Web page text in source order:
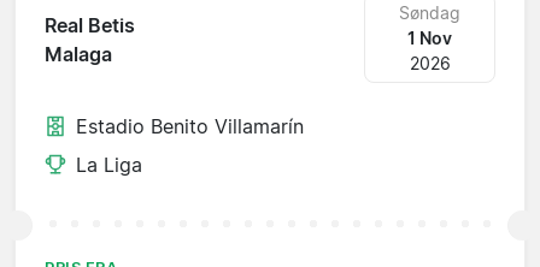
Real Betis
Malaga
Søndag
1 Nov
2026
Estadio Benito Villamarín
La Liga